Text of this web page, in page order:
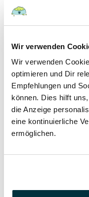
Wir verwenden
Wir verwenden
optimieren und Dir
Empfehlungen und
können. Dies hilft
die Anzeige
eine kontinuierliche
ermöglichen.
Hunde
19 September 2021
Wann haben
Hunde